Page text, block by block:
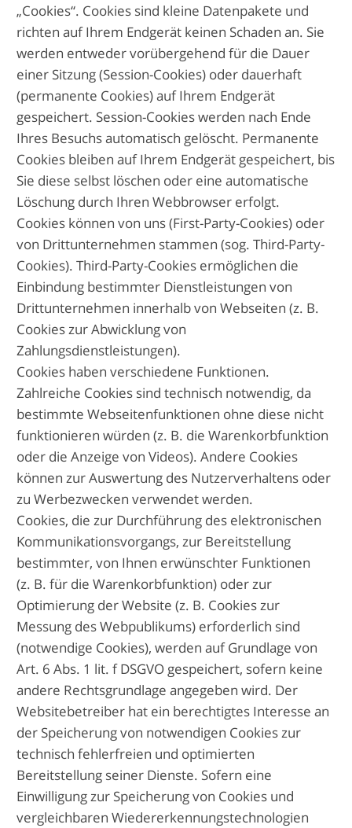
„Cookies“. Cookies sind kleine Datenpakete und
richten auf Ihrem Endgerät keinen Schaden an. Sie
werden entweder vorübergehend für die Dauer
einer Sitzung (Session-Cookies) oder dauerhaft
(permanente Cookies) auf Ihrem Endgerät
gespeichert. Session-Cookies werden nach Ende
Ihres Besuchs automatisch gelöscht. Permanente
Cookies bleiben auf Ihrem Endgerät gespeichert, bis
Sie diese selbst löschen oder eine automatische
Löschung durch Ihren Webbrowser erfolgt.
Cookies können von uns (First-Party-Cookies) oder
von Drittunternehmen stammen (sog. Third-Party-
Cookies). Third-Party-Cookies ermöglichen die
Einbindung bestimmter Dienstleistungen von
Drittunternehmen innerhalb von Webseiten (z. B.
Cookies zur Abwicklung von
Zahlungsdienstleistungen).
Cookies haben verschiedene Funktionen.
Zahlreiche Cookies sind technisch notwendig, da
bestimmte Webseitenfunktionen ohne diese nicht
funktionieren würden (z. B. die Warenkorbfunktion
oder die Anzeige von Videos). Andere Cookies
können zur Auswertung des Nutzerverhaltens oder
zu Werbezwecken verwendet werden.
Cookies, die zur Durchführung des elektronischen
Kommunikationsvorgangs, zur Bereitstellung
bestimmter, von Ihnen erwünschter Funktionen
(z. B. für die Warenkorbfunktion) oder zur
Optimierung der Website (z. B. Cookies zur
Messung des Webpublikums) erforderlich sind
(notwendige Cookies), werden auf Grundlage von
Art. 6 Abs. 1 lit. f DSGVO gespeichert, sofern keine
andere Rechtsgrundlage angegeben wird. Der
Websitebetreiber hat ein berechtigtes Interesse an
der Speicherung von notwendigen Cookies zur
technisch fehlerfreien und optimierten
Bereitstellung seiner Dienste. Sofern eine
Einwilligung zur Speicherung von Cookies und
vergleichbaren Wiedererkennungstechnologien